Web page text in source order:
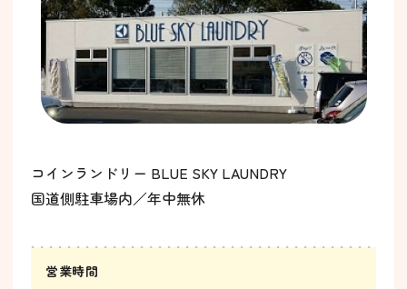
コインランドリー BLUE SKY LAUNDRY
国道側駐車場内／年中無休
営業時間